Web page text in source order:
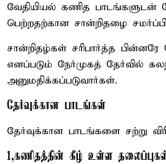
வேதியியல் கணித பாடங்களுடன்
பெற்றதற்கான சான்றிதழை
சான்றிதழ்கள் சரிபார்த்த
எனப்படும் நேர்முகத் தேர்வில்
அனுமதிக்கப்படுவார்கள்.
தேர்வுக்கான பாடங்கள்
தேர்வுக்கான பாடங்களை சற்று
1,கணிதத்தின் கீழ் உள்ள